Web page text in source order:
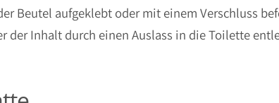
Beutel aufgeklebt oder mit einem Verschluss
der Inhalt durch einen Auslass in die Toilette